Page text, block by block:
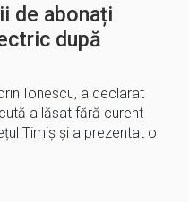
de abonați
după
Ionescu, a declarat
a lăsat fără curent
Timiș și a prezentat o